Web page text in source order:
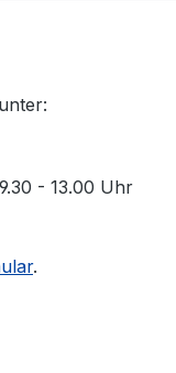
- 13.00 Uhr
.